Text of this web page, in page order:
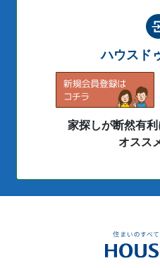
ハウスド
家探しが断然有
オスス